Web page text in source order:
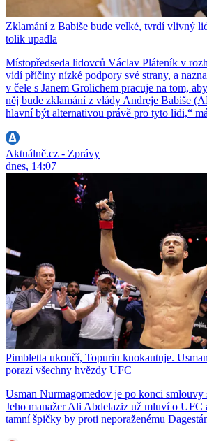
Zklamání z Babiše bude velké, tvrdí vlivný
tolik upadla
Místopředseda lidovců Václav Pláteník v
vidí příčiny nízké podpory své strany, a
v čele s Janem Grolichem pracuje na tom,
něj bude zklamání z vlády Andreje Babiše
hlavní být alternativou právě pro tyto lidi,“
Aktuálně.cz - Zprávy
dnes, 14:07
Pimbletta ukončí, Topuriu knokautuje.
porazí všechny hvězdy UFC
Usman Nurmagomedov je po konci smlouvy
Jeho manažer Ali Abdelaziz už mluví o UFC
tamní špičky by proti neporaženému